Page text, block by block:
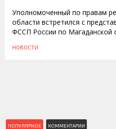
Уполномоченный по правам
области встретился с
ФССП России по Магаданской
НОВОСТИ
ПОПУЛЯРНОЕ КОММЕНТАРИИ